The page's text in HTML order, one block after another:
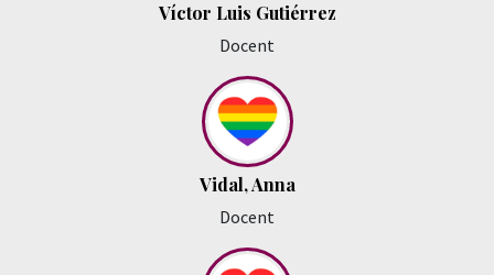
Víctor Luis Gutiérrez
Docent
Vidal, Anna
Docent